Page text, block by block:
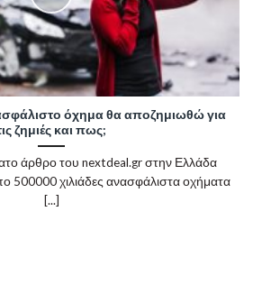
όχημα θα αποζημιωθώ για
ζημιές και πως;
άρθρο του nextdeal.gr στην Ελλάδα
χιλιάδες ανασφάλιστα οχήματα
[...]